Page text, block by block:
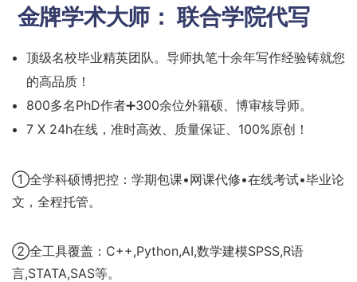
金牌学术大师：联合学院代写
顶级名校毕业精英团队。导师执笔十余年写作经验铸就您
的高品质！
800多名PhD作者➕300余位外籍硕、博审核导师。
7 X 24h在线，准时高效、质量保证、100%原创！
①全学科硕博把控：学期包课•网课代修•在线考试•毕业论
文，全程托管。
②全工具覆盖：C++,Python,AI,数学建模SPSS,R语
言,STATA,SAS等。